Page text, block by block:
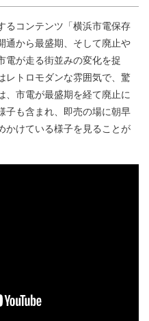
るコンテンツ「横浜市電保存
通から最盛期、そして廃止や
電が走る街並みの変化を捉
レトロモダンな雰囲気で、驚
、市電が最盛期を経て廃止に
子も含まれ、即売の場に朝早
かけている様子を見ることが